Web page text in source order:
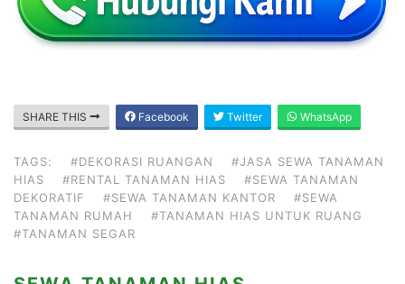
SHARE THIS Facebook Twitter WhatsApp
TAGS: #DEKORASI RUANGAN
#JASA SEWA TANAMAN
HIAS
#RENTAL TANAMAN HIAS
#SEWA TANAMAN
DEKORATIF
#SEWA TANAMAN KANTOR
#SEWA
TANAMAN RUMAH
#TANAMAN HIAS UNTUK RUANG
#TANAMAN SEGAR